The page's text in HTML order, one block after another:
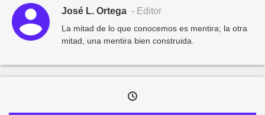
José L. Ortega - Editor
La mitad de lo que conocemos es mentira; la otra
mitad, una mentira bien construida.